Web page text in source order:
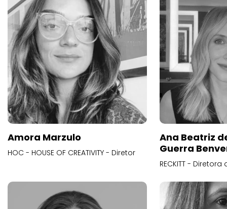
Amora Marzulo
HOC - HOUSE OF CREATIVITY - Diretor
Ana Beatriz
Guerra
RECKITT -